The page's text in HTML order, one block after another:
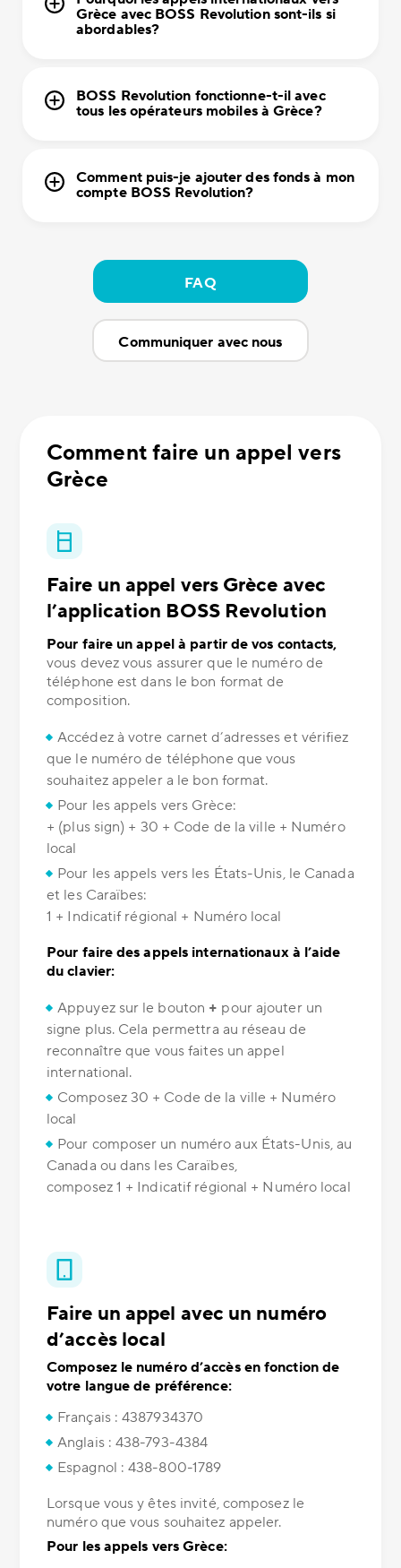
Grèce avec BOSS Revolution sont-ils si
abordables?
BOSS Revolution fonctionne-t-il avec
tous les opérateurs mobiles à Grèce?
Comment puis-je ajouter des fonds à mon
compte BOSS Revolution?
FAQ
Communiquer avec nous
Comment faire un appel vers
Grèce
Faire un appel vers Grèce avec
l’application BOSS Revolution
Pour faire un appel à partir de vos contacts,
vous devez vous assurer que le numéro de
téléphone est dans le bon format de
composition.
Accédez à votre carnet d’adresses et vérifiez
que le numéro de téléphone que vous
souhaitez appeler a le bon format.
Pour les appels vers Grèce:
+ (plus sign) + 30 + Code de la ville + Numéro
local
Pour les appels vers les États-Unis, le Canada
et les Caraïbes:
1 + Indicatif régional + Numéro local
Pour faire des appels internationaux à l’aide
du clavier:
Appuyez sur le bouton + pour ajouter un
signe plus. Cela permettra au réseau de
reconnaître que vous faites un appel
international.
Composez 30 + Code de la ville + Numéro
local
Pour composer un numéro aux États-Unis, au
Canada ou dans les Caraïbes,
composez 1 + Indicatif régional + Numéro local
Faire un appel avec un numéro
d’accès local
Composez le numéro d’accès en fonction de
votre langue de préférence:
Français : 4387934370
Anglais : 438-793-4384
Espagnol : 438-800-1789
Lorsque vous y êtes invité, composez le
numéro que vous souhaitez appeler.
Pour les appels vers Grèce: